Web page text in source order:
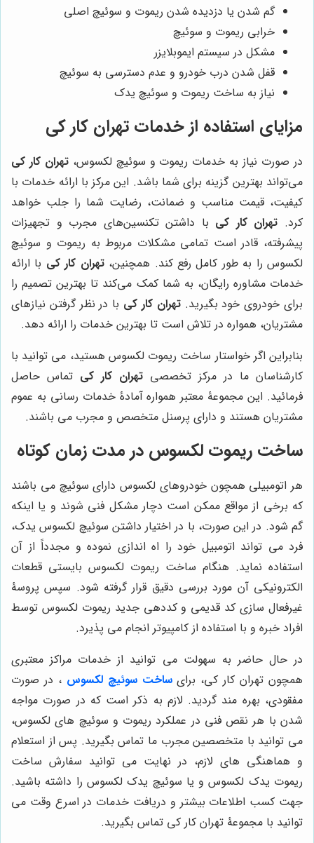
گم شدن یا دزدیده شدن ریموت و سوئیچ اصلی
خرابی ریموت و سوئیچ
مشکل در سیستم ایموبلایزر
قفل شدن درب خودرو و عدم دسترسی به سوئیچ
نیاز به ساخت ریموت و سوئیچ یدک
مزایای استفاده از خدمات تهران کار کی
در صورت نیاز به خدمات ریموت و سوئیچ لکسوس،تهران کار کی
می‌تواند بهترین گزینه برای شما باشد. این مرکز با ارائه خدمات با
کیفیت، قیمت مناسب و ضمانت، رضایت شما را جلب خواهد
کرد. تهران کار کی با داشتن تکنسین‌های مجرب و تجهیزات
پیشرفته، قادر است تمامی مشکلات مربوط به ریموت و سوئیچ
لکسوس را به طور کامل رفع کند. همچنین،تهران کار کی با ارائه
خدمات مشاوره رایگان، به شما کمک می‌کند تا بهترین تصمیم را
برای خودروی خود بگیرید.تهران کار کی با در نظر گرفتن نیازهای
مشتریان، همواره در تلاش است تا بهترین خدمات را ارائه دهد.
بنابراین اگر خواستار ساخت ریموت لکسوس هستید، می توانید با
کارشناسان ما در مرکز تخصصی تهران کار کی تماس حاصل
فرمائید. این مجموعۀ معتبر همواره آمادۀ خدمات رسانی به عموم
مشتریان هستند و دارای پرسنل متخصص و مجرب می باشند.
ساخت ریموت لکسوس در مدت زمان کوتاه
هر اتومبیلی همچون خودروهای لکسوس دارای سوئیچ می باشند
که برخی از مواقع ممکن است دچار مشکل فنی شوند و یا اینکه
گم شود. در این صورت، با در اختیار داشتن سوئیچ لکسوس یدک،
فرد می تواند اتومبیل خود را اه اندازی نموده و مجدداً از آن
استفاده نماید. هنگام ساخت ریموت لکسوس بایستی قطعات
الکترونیکی آن مورد بررسی دقیق قرار گرفته شود. سپس پروسۀ
غیرفعال سازی کد قدیمی و کددهی جدید ریموت لکسوس توسط
افراد خبره و با استفاده از کامپیوتر انجام می پذیرد.
در حال حاضر به سهولت می توانید از خدمات مراکز معتبری
همچون تهران کار کی، برایساخت سوئیچ لکسوس ، در صورت
مفقودی، بهره مند گردید. لازم به ذکر است که در صورت مواجه
شدن با هر نقص فنی در عملکرد ریموت و سوئیچ های لکسوس،
می توانید با متخصصین مجرب ما تماس بگیرید. پس از استعلام
و هماهنگی های لازم، در نهایت می توانید سفارش ساخت
ریموت یدک لکسوس و یا سوئیچ یدک لکسوس را داشته باشید.
جهت کسب اطلاعات بیشتر و دریافت خدمات در اسرع وقت می
توانید با مجموعۀ تهران کار کی تماس بگیرید.